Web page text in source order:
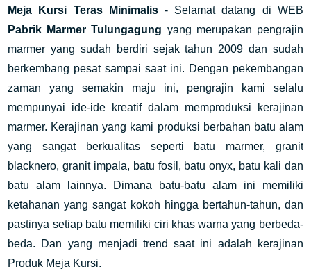
Meja Kursi Teras Minimalis- Selamat datang di WEB
Pabrik Marmer Tulungagung yang merupakan pengrajin
marmer yang sudah berdiri sejak tahun 2009 dan sudah
berkembang pesat sampai saat ini. Dengan pekembangan
zaman yang semakin maju ini, pengrajin kami selalu
mempunyai ide-ide kreatif dalam memproduksi kerajinan
marmer. Kerajinan yang kami produksi berbahan batu alam
yang sangat berkualitas seperti batu marmer, granit
blacknero, granit impala, batu fosil, batu onyx, batu kali dan
batu alam lainnya. Dimana batu-batu alam ini memiliki
ketahanan yang sangat kokoh hingga bertahun-tahun, dan
pastinya setiap batu memiliki ciri khas warna yang berbeda-
beda. Dan yang menjadi trend saat ini adalah kerajinan
Produk Meja Kursi.